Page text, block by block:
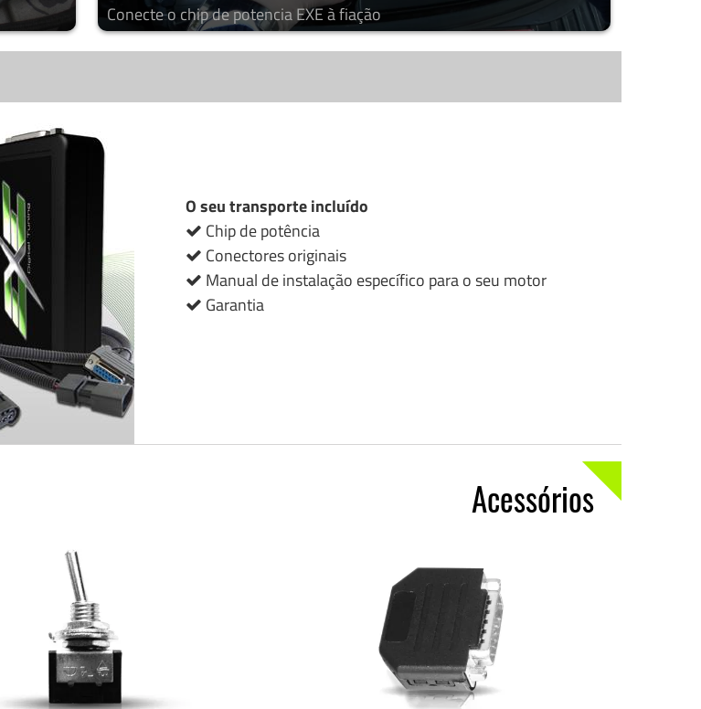
Conecte o chip de potencia EXE à fiação
O seu transporte incluído
Chip de potência
Conectores originais
Manual de instalação específico para o seu motor
Garantia
Acessórios